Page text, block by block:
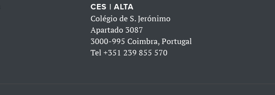
CES | ALTA
Colégio de S. Jerónimo
Apartado 3087
3000-995 Coimbra, Portugal
Tel+351 239 855 570